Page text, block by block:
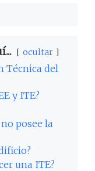
ocultar
Técnica del
y ITE?
posee la
una ITE?